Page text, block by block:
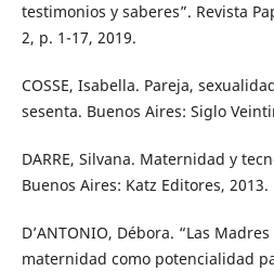
testimonios y saberes”. Revista
2, p. 1-17, 2019.
COSSE, Isabella. Pareja,
sesenta. Buenos Aires: Siglo
DARRE, Silvana. Maternidad y
Buenos Aires: Katz Editores, 2013.
D’ANTONIO, Débora. “Las
maternidad como potencialidad